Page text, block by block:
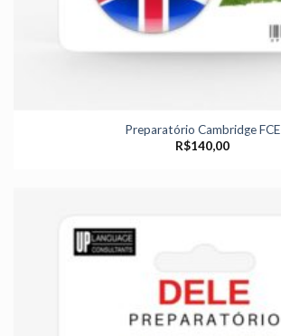
Preparatório Cambridge FCE
R$140,00